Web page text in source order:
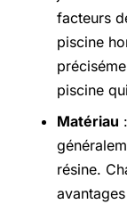
facteurs
piscine
piscine
Matériau
résine.